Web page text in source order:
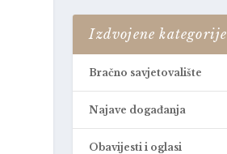
Izdvojene kategorije
Bračno savjetovalište
Najave događanja
Obavijesti i oglasi